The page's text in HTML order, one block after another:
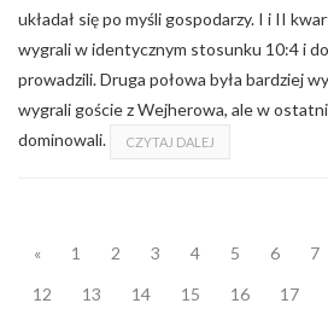
układał się po myśli gospodarzy. I i II
wygrali w identycznym stosunku 10:4 i
prowadzili. Druga połowa była bardziej
wygrali goście z Wejherowa, ale w
dominowali.
CZYTAJ DALEJ
« 1 2 3 4 5 6 7
12
13 14 15 16 17